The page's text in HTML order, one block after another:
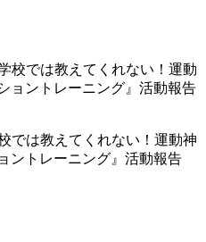
では教えてくれない！運動神
ントレーニング』活動報告